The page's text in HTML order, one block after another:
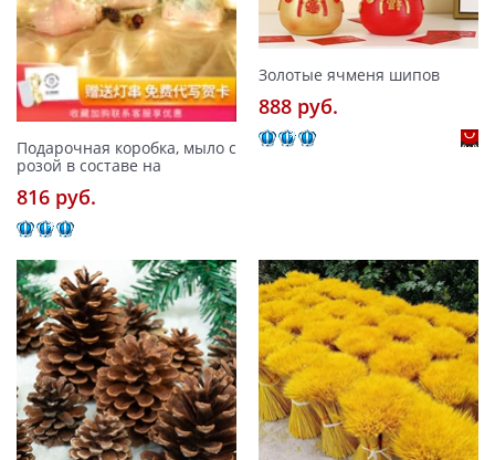
Подарочная коробка, мыло с
розой в составе на
816 pуб.
Золотые ячменя шипов
888 pуб.